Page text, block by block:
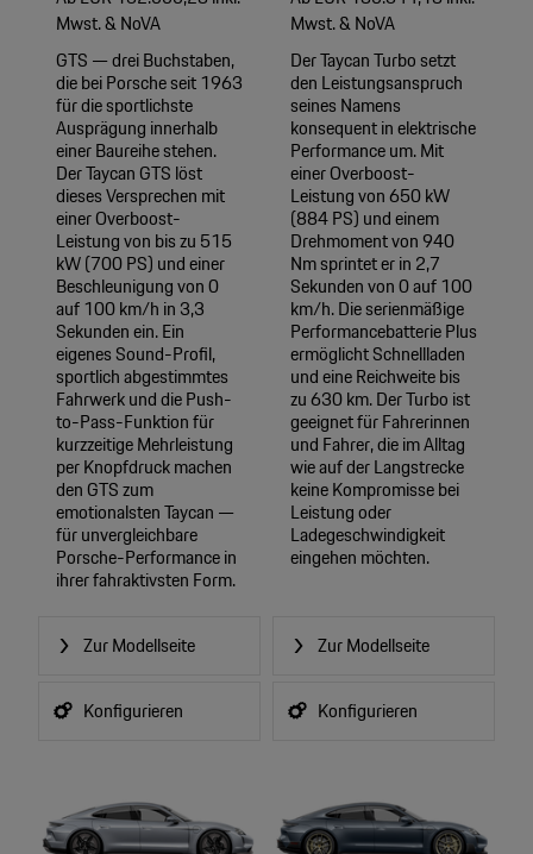
Mwst. & NoVA
GTS — drei Buchstaben,
die bei Porsche seit 1963
für die sportlichste
Ausprägung innerhalb
einer Baureihe stehen.
Der Taycan GTS löst
dieses Versprechen mit
einer Overboost-
Leistung von bis zu 515
kW (700 PS) und einer
Beschleunigung von 0
auf 100 km/h in 3,3
Sekunden ein. Ein
eigenes Sound-Profil,
sportlich abgestimmtes
Fahrwerk und die Push-
to-Pass-Funktion für
kurzzeitige Mehrleistung
per Knopfdruck machen
den GTS zum
emotionalsten Taycan —
für unvergleichbare
Porsche-Performance in
ihrer fahraktivsten Form.
Zur Modellseite
Konfigurieren
Mwst. & NoVA
Der Taycan Turbo setzt
den Leistungsanspruch
seines Namens
konsequent in elektrische
Performance um. Mit
einer Overboost-
Leistung von 650 kW
(884 PS) und einem
Drehmoment von 940
Nm sprintet er in 2,7
Sekunden von 0 auf 100
km/h. Die serienmäßige
Performancebatterie Plus
ermöglicht Schnellladen
und eine Reichweite bis
zu 630 km. Der Turbo ist
geeignet für Fahrerinnen
und Fahrer, die im Alltag
wie auf der Langstrecke
keine Kompromisse bei
Leistung oder
Ladegeschwindigkeit
eingehen möchten.
Zur Modellseite
Konfigurieren